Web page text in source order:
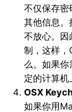
不仅保存密
其他信息
不放心。
制，这样
么。如果你
定的计算机
OSX
如果你用